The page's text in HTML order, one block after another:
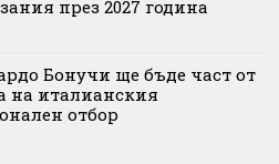
през 2027 година
Бонучи ще бъде част от
на италианския
отбор